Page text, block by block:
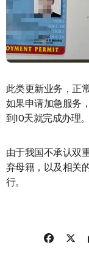
此类更新业务，正
如果申请加急服务
到10天就完成办理。
由于我国不承认双
弃母籍，以及相关
行。